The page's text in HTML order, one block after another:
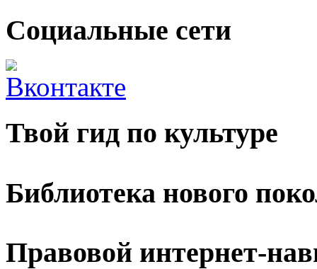
Социальные сети
Твой гид по культуре
Библиотека нового
Правовой интернет-